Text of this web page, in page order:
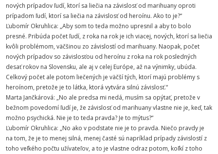
nových prípadov ľudí, ktorí sa liečia na závislosť od marihuany oproti
prípadom ľudí, ktorí sa liečia na závislosť od heroínu. Ako to je?“
Ľubomír Okruhlica: „Aby som to teda možno upresnil a aby to bolo
presné. Pribúda počet ľudí, z roka na rok je ich viacej, nových, ktorí sa liečia
kvôli problémom, väčšinou zo závislostí od marihuany. Naopak, počet
nových prípadov so závislosťou od heroínu z roka na rok posledných
desať rokov na Slovensku, ale aj v celej Európe, až na výnimky, ubúda.
Celkový počet ale potom liečených je väčší tých, ktorí majú problémy s
heroínom, pretože je to látka, ktorá vytvára silnú závislosť.“
Marta Jančkárová: „No ale predsa mi nedá, musím sa opýtať, pretože v
bežnom povedomí ľudí je, že závislosť od marihuany vlastne nie je, keď, tak
možno psychická. Nie je to teda pravda? Je to mýtus?“
Ľubomír Okruhlica: „No ako v podstate nie je to pravda. Niečo pravdy je
na tom, že je to menej silná, menej časté sú napríklad prípady závislostí z
toho veľkého počtu užívateľov, a to je vlastne odraz potom, koľkí z toho